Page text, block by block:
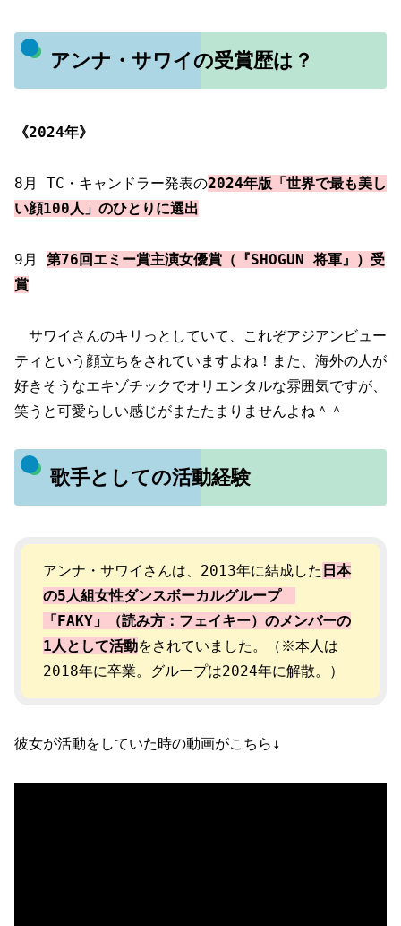
アンナ・サワイの受賞歴は？
《2024年》
8月 TC・キャンドラー発表の2024年版「世界で最も美し
い顔100人」のひとりに選出
9月 第76回エミー賞主演女優賞 （『SHOGUN 将軍』）受
賞
サワイさんのキリっとしていて、これぞアジアンビュー
ティという顔立ちをされていますよね！また、海外の人が
好きそうなエキゾチックでオリエンタルな雰囲気ですが、
笑うと可愛らしい感じがまたたまりませんよね＾＾
歌手としての活動経験
アンナ・サワイさんは、2013年に結成した 日本
の5人組女性ダンスボーカルグループ
「FAKY」
（読み方 ： フェイキー） のメンバーの
1人として活動をされていました。（※本人は
2018年に卒業。グループは2024年に解散。）
彼女が活動をしていた時の動画がこちら↓